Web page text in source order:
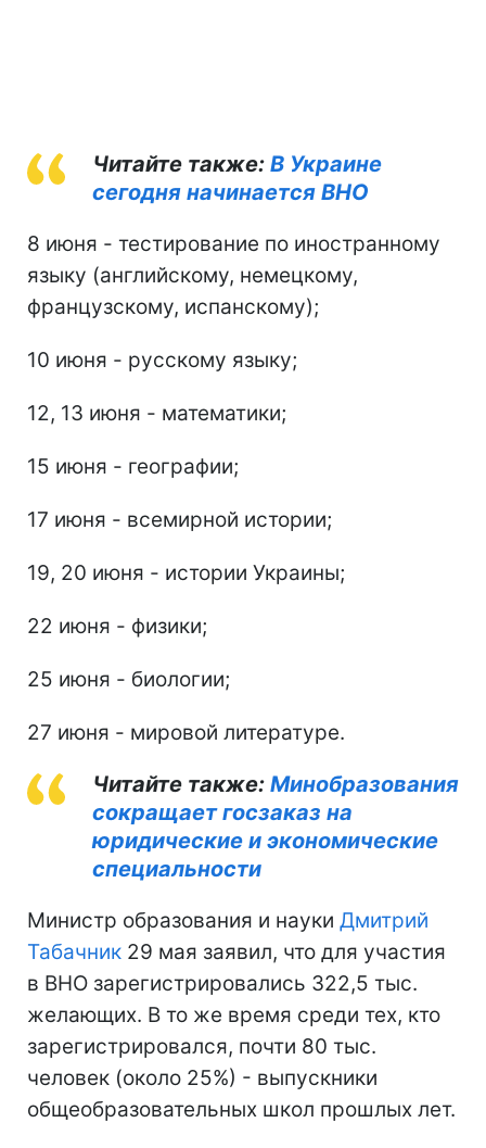
Читайте также: В Украине
сегодня начинается ВНО
8 июня - тестирование по иностранному
языку (английскому, немецкому,
французскому, испанскому);
10 июня - русскому языку;
12, 13 июня - математики;
15 июня - географии;
17 июня - всемирной истории;
19, 20 июня - истории Украины;
22 июня - физики;
25 июня - биологии;
27 июня - мировой литературе.
Читайте также: Минобразования
сокращает госзаказ на
юридические и экономические
специальности
Министр образования и науки Дмитрий
Табачник 29 мая заявил, что для участия
в ВНО зарегистрировались 322,5 тыс.
желающих. В то же время среди тех, кто
зарегистрировался, почти 80 тыс.
человек (около 25%) - выпускники
общеобразовательных школ прошлых лет.